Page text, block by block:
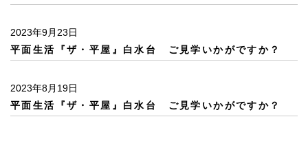
2023年9月23日
平面生活『ザ・平屋』白水台 ご見学いかがですか？
2023年8月19日
平面生活『ザ・平屋』白水台 ご見学いかがですか？